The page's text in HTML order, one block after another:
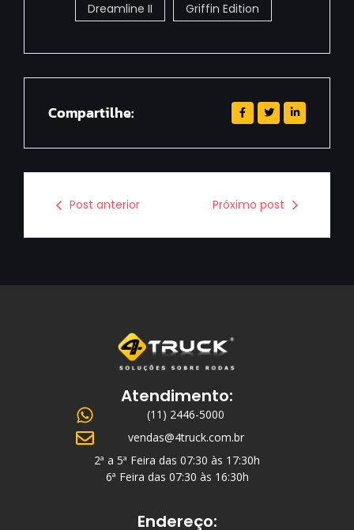
Dreamline II Griffin Edition
Compartilhe:
Post anterior Próximo post
Atendimento:
(11) 2446-5000
vendas@4truck.com.br
2ª a 5ª Feira das 07:30 às 17:30h
6ª Feira das 07:30 às 16:30h
Endereço: